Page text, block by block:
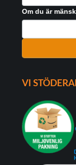
FORMULAR
Om du är
VI